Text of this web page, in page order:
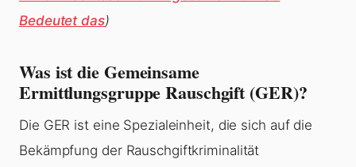
Bedeutet das)
Was ist die Gemeinsame
Ermittlungsgruppe Rauschgift (GER)?
Die GER ist eine Spezialeinheit, die sich auf die
Bekämpfung der Rauschgiftkriminalität